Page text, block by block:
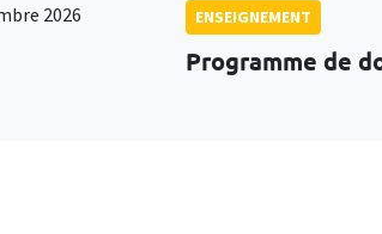
2026
ENSEIGNEMENT
Programme de